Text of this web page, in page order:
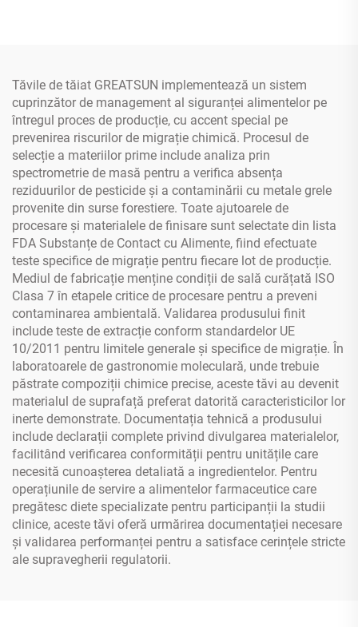
Tăvile de tăiat GREATSUN implementează un sistem
cuprinzător de management al siguranței alimentelor pe
întregul proces de producție, cu accent special pe
prevenirea riscurilor de migrație chimică. Procesul de
selecție a materiilor prime include analiza prin
spectrometrie de masă pentru a verifica absența
reziduurilor de pesticide și a contaminării cu metale grele
provenite din surse forestiere. Toate ajutoarele de
procesare și materialele de finisare sunt selectate din lista
FDA Substanțe de Contact cu Alimente, fiind efectuate
teste specifice de migrație pentru fiecare lot de producție.
Mediul de fabricație menține condiții de sală curățată ISO
Clasa 7 în etapele critice de procesare pentru a preveni
contaminarea ambientală. Validarea produsului finit
include teste de extracție conform standardelor UE
10/2011 pentru limitele generale și specifice de migrație. În
laboratoarele de gastronomie moleculară, unde trebuie
păstrate compoziții chimice precise, aceste tăvi au devenit
materialul de suprafață preferat datorită caracteristicilor lor
inerte demonstrate. Documentația tehnică a produsului
include declarații complete privind divulgarea materialelor,
facilitând verificarea conformității pentru unitățile care
necesită cunoașterea detaliată a ingredientelor. Pentru
operațiunile de servire a alimentelor farmaceutice care
pregătesc diete specializate pentru participanții la studii
clinice, aceste tăvi oferă urmărirea documentației necesare
și validarea performanței pentru a satisface cerințele stricte
ale supravegherii regulatorii.